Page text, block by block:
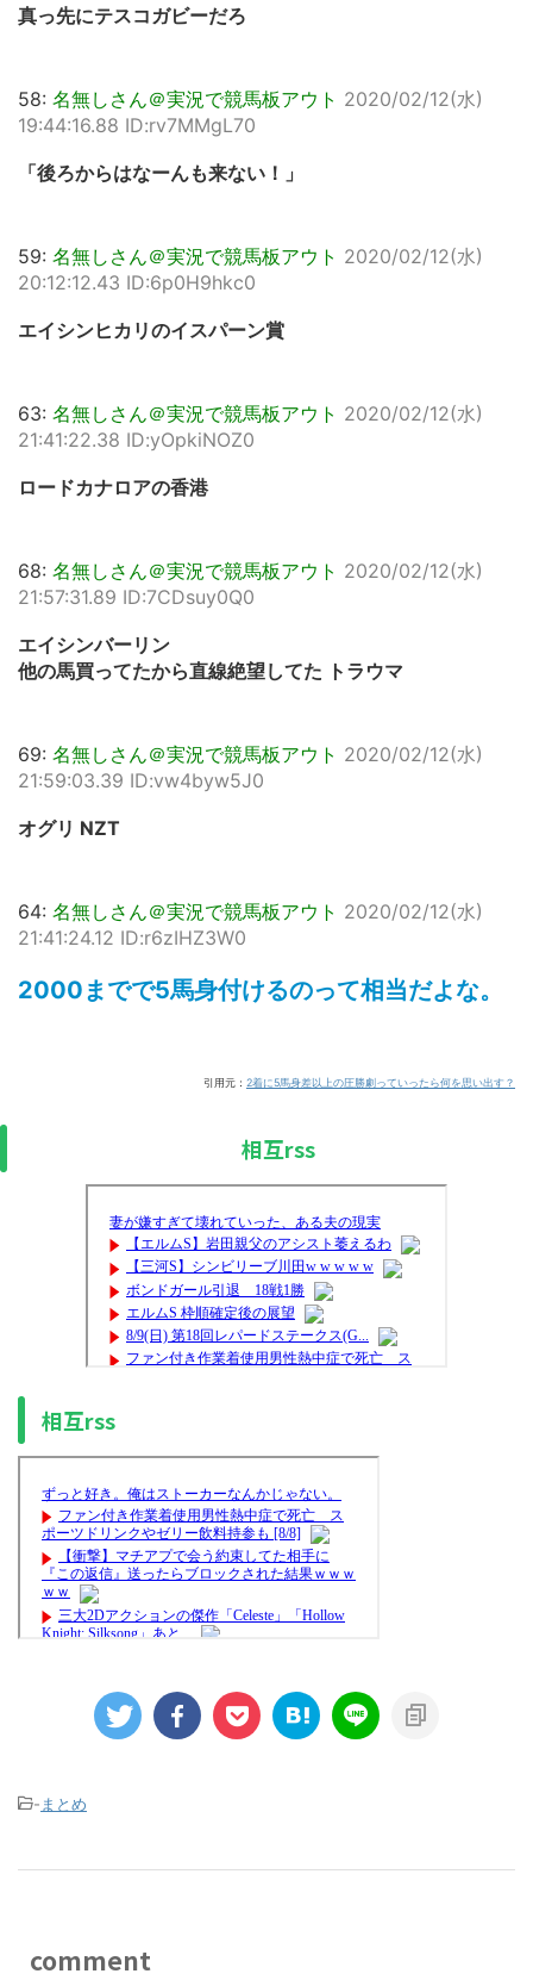
真っ先にテスコガビーだろ
58: 名無しさん＠実況で競馬板アウト 2020/02/12(水)
19:44:16.88 ID:rv7MMgL70
「後ろからはなーんも来ない！」
59: 名無しさん＠実況で競馬板アウト 2020/02/12(水)
20:12:12.43 ID:6p0H9hkc0
エイシンヒカリのイスパーン賞
63: 名無しさん＠実況で競馬板アウト 2020/02/12(水)
21:41:22.38 ID:yOpkiNOZ0
ロードカナロアの香港
68: 名無しさん＠実況で競馬板アウト 2020/02/12(水)
21:57:31.89 ID:7CDsuy0Q0
エイシンバーリン
他の馬買ってたから直線絶望してた トラウマ
69: 名無しさん＠実況で競馬板アウト 2020/02/12(水)
21:59:03.39 ID:vw4byw5J0
オグリ NZT
64: 名無しさん＠実況で競馬板アウト 2020/02/12(水)
21:41:24.12 ID:r6zIHZ3W0
2000までで5馬身付けるのって相当だよな。
引用元： 2着に5馬身差以上の圧勝劇っていったら何を思い出す？
相互rss
相互rss
- まとめ
comment